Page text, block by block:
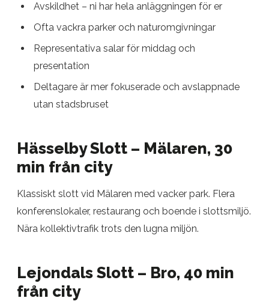
Avskildhet – ni har hela anläggningen för er
Ofta vackra parker och naturomgivningar
Representativa salar för middag och
presentation
Deltagare är mer fokuserade och avslappnade
utan stadsbruset
Hässelby Slott – Mälaren, 30
min från city
Klassiskt slott vid Mälaren med vacker park. Flera
konferenslokaler, restaurang och boende i slottsmiljö.
Nära kollektivtrafik trots den lugna miljön.
Lejondals Slott – Bro, 40 min
från city